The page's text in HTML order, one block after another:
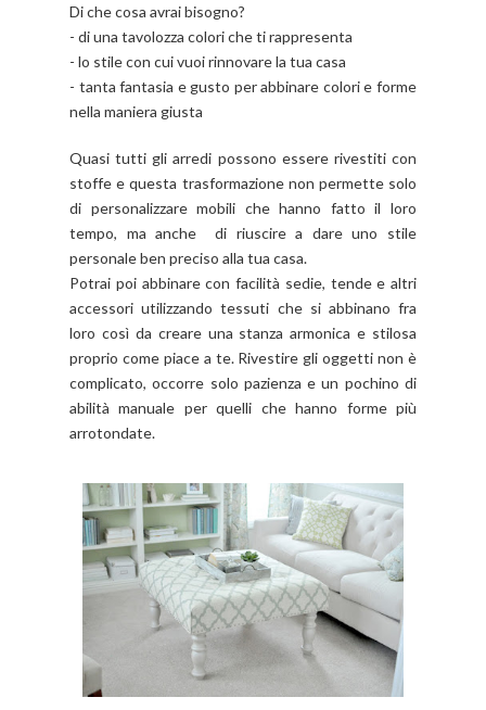
Di che cosa avrai bisogno?
- di una tavolozza colori che ti rappresenta
- lo stile con cui vuoi rinnovare la tua casa
- tanta fantasia e gusto per abbinare colori e forme
nella maniera giusta
Quasi tutti gli arredi possono essere rivestiti con
stoffe e questa trasformazione non permette solo
di personalizzare mobili che hanno fatto il loro
tempo, ma anche di riuscire a dare uno stile
personale ben preciso alla tua casa.
Potrai poi abbinare con facilità sedie, tende e altri
accessori utilizzando tessuti che si abbinano fra
loro così da creare una stanza armonica e stilosa
proprio come piace a te. Rivestire gli oggetti non è
complicato, occorre solo pazienza e un pochino di
abilità manuale per quelli che hanno forme più
arrotondate.